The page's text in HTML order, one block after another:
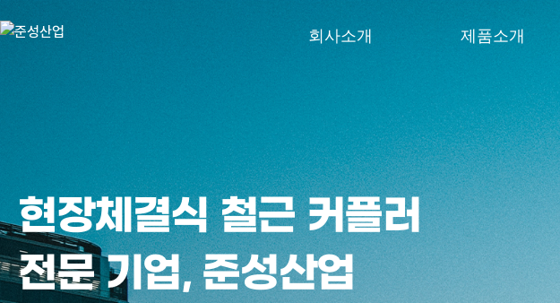
회사소개
CI
제품 개발 이력
특허 및 인증
오시는 길
제품소개
울트라 커플러
터미네이터
PC 커플러
구조용 커플러
현장체결식 철근 커플러
전문 기업, 준성산업